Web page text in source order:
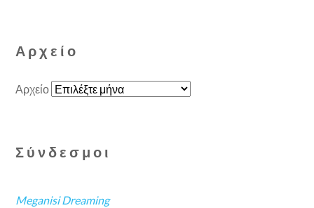
Αρχείο
Αρχείο
Σύνδεσμοι
Meganisi Dreaming